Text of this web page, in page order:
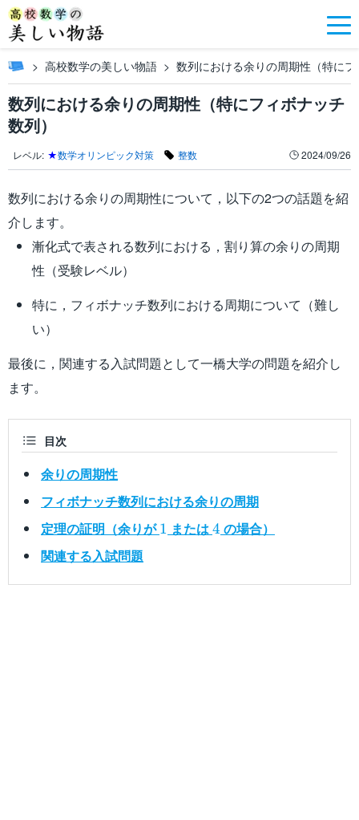
高校数学の美しい物語 数列における余りの周期性（特に
数列における余りの周期性（特にフィボナッチ
数列）
レベル: ★数学オリンピック対策 整数 2024/09/26
数列における余りの周期性について，以下の2つの話題を紹
介します。
漸化式で表される数列における，割り算の余りの周期
性（受験レベル）
特に，フィボナッチ数列における周期について（難し
い）
最後に，関連する入試問題として一橋大学の問題を紹介し
ます。
目次
余りの周期性
フィボナッチ数列における余りの周期
定理の証明（余りが1
1 または 4
4 の場合）
関連する入試問題